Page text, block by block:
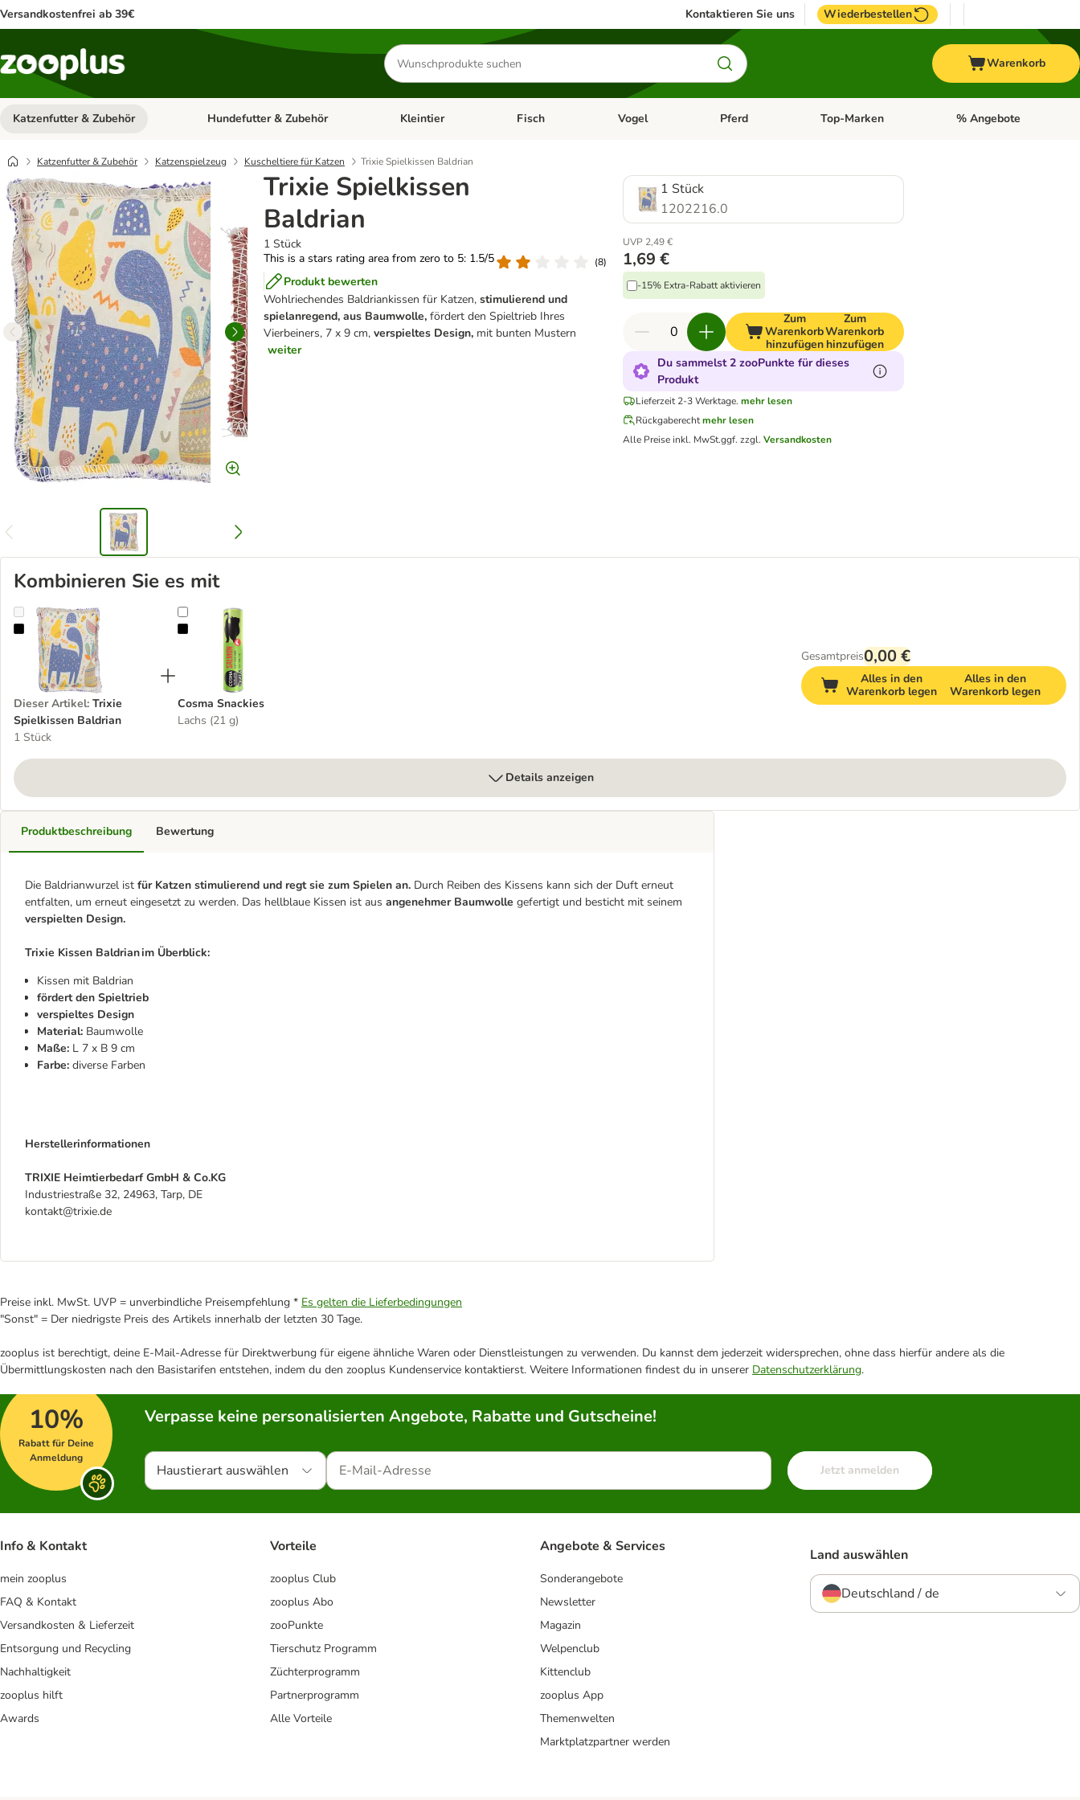
Versandkostenfrei ab 39€ Kontaktieren Sie uns Wiederbestellen
Produkte
suchen
Warenkorb
Katzenfutter & Zubehör Kategorie-Menü öffnen: Katzenfutter & Zubehör
Hundefutter & Zubehör Kategorie-Menü öffnen: Hundefutter & Zubehör
Kleintier Kategorie-Menü öffnen: Kleintier
Fisch Kategorie-Menü öffnen: Fisch
Vogel Kategorie-Menü öffnen: Vogel
Pferd Kategorie-Menü öffnen: Pferd
Top-Marken Kategorie-Menü öffnen:
% Angebote
Katzenfutter & Zubehör Katzenspielzeug Kuscheltiere für Katzen Trixie Spielkissen Baldrian
Trixie Spielkissen
Baldrian
1 Stück
This is a stars rating area from zero to 5: 1.5/5
(8)
Produkt bewerten
Wohlriechendes Baldriankissen für Katzen, stimulierend und
spielanregend, aus Baumwolle, fördert den Spieltrieb Ihres
Vierbeiners, 7 x 9 cm,verspieltes Design, mit bunten Mustern
weiter
1 Stück
1202216.0
UVP 2,49 €
1,69 €
-15% Extra-Rabatt aktivieren
Zum
Warenkorb
hinzufügen
Zum
Warenkorb
hinzufügen
Du sammelst 2 zooPunkte für dieses
Produkt
Lieferzeit 2-3 Werktage. mehr lesen
Rückgaberechtmehr lesen
Alle Preise inkl. MwSt.ggf. zzgl.Versandkosten
Kombinieren Sie es mit
Trixie Spielkissen Baldrian
Dieser Artikel: Trixie
Spielkissen Baldrian
1 Stück
Cosma Snackies
Cosma Snackies
Lachs (21 g)
Gesamtpreis0,00 €
Alles in den
Warenkorb legen
Alles in den
Warenkorb legen
Details anzeigen
Produktbeschreibung
Die Baldrianwurzel ist für Katzen stimulierend und regt sie zum Spielen an. Durch Reiben des Kissens kann sich der Duft erneut
entfalten, um erneut eingesetzt zu werden. Das hellblaue Kissen ist aus angenehmer Baumwolle gefertigt und besticht mit seinem
verspielten Design.
Trixie Kissen Baldrian im Überblick:
Kissen mit Baldrian
fördert den Spieltrieb
verspieltes Design
Material: Baumwolle
Maße: L 7 x B 9 cm
Farbe: diverse Farben
Herstellerinformationen
TRIXIE Heimtierbedarf GmbH & Co.KG
Industriestraße 32, 24963, Tarp, DE
kontakt@trixie.de
Bewertung
Preise inkl. MwSt. UVP = unverbindliche Preisempfehlung * Es gelten die Lieferbedingungen
"Sonst" = Der niedrigste Preis des Artikels innerhalb der letzten 30 Tage.
zooplus ist berechtigt, deine E-Mail-Adresse für Direktwerbung für eigene ähnliche Waren oder Dienstleistungen zu verwenden. Du kannst dem jederzeit widersprechen, ohne dass hierfür andere als die
Übermittlungskosten nach den Basistarifen entstehen, indem du den zooplus Kundenservice kontaktierst. Weitere Informationen findest du in unserer Datenschutzerklärung.
10%
Rabatt für Deine
Anmeldung
Verpasse keine personalisierten Angebote, Rabatte und Gutscheine!
Haustierart auswählen Jetzt anmelden
Info & Kontakt
mein zooplus
FAQ & Kontakt
Versandkosten & Lieferzeit
Entsorgung und Recycling
Nachhaltigkeit
zooplus hilft
Awards
Vorteile
zooplus Club
zooplus Abo
zooPunkte
Tierschutz Programm
Züchterprogramm
Partnerprogramm
Alle Vorteile
Angebote & Services
Sonderangebote
Newsletter
Magazin
Welpenclub
Kittenclub
zooplus App
Themenwelten
Marktplatzpartner werden
Land auswählen
Deutschland / de